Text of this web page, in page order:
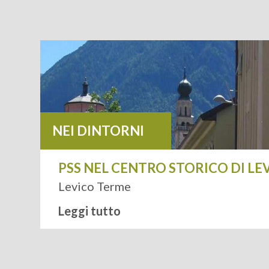
NEI DINTORNI
PSS NEL CENTRO STORICO DI
Levico Terme
Leggi tutto